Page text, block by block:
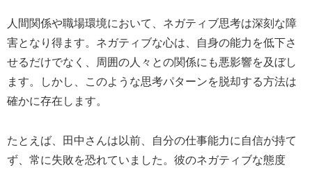
人間関係や職場環境において、ネガティブ思考は深刻な障
害となり得ます。ネガティブな心は、自身の能力を低下さ
せるだけでなく、周囲の人々との関係にも悪影響を及ぼし
ます。しかし、このような思考パターンを脱却する方法は
確かに存在します。
たとえば、田中さんは以前、自分の仕事能力に自信が持て
ず、常に失敗を恐れていました。彼のネガティブな態度